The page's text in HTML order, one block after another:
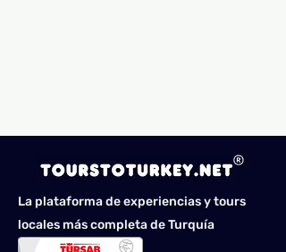
La plataforma de experiencias y tours
locales más completa de Turquía